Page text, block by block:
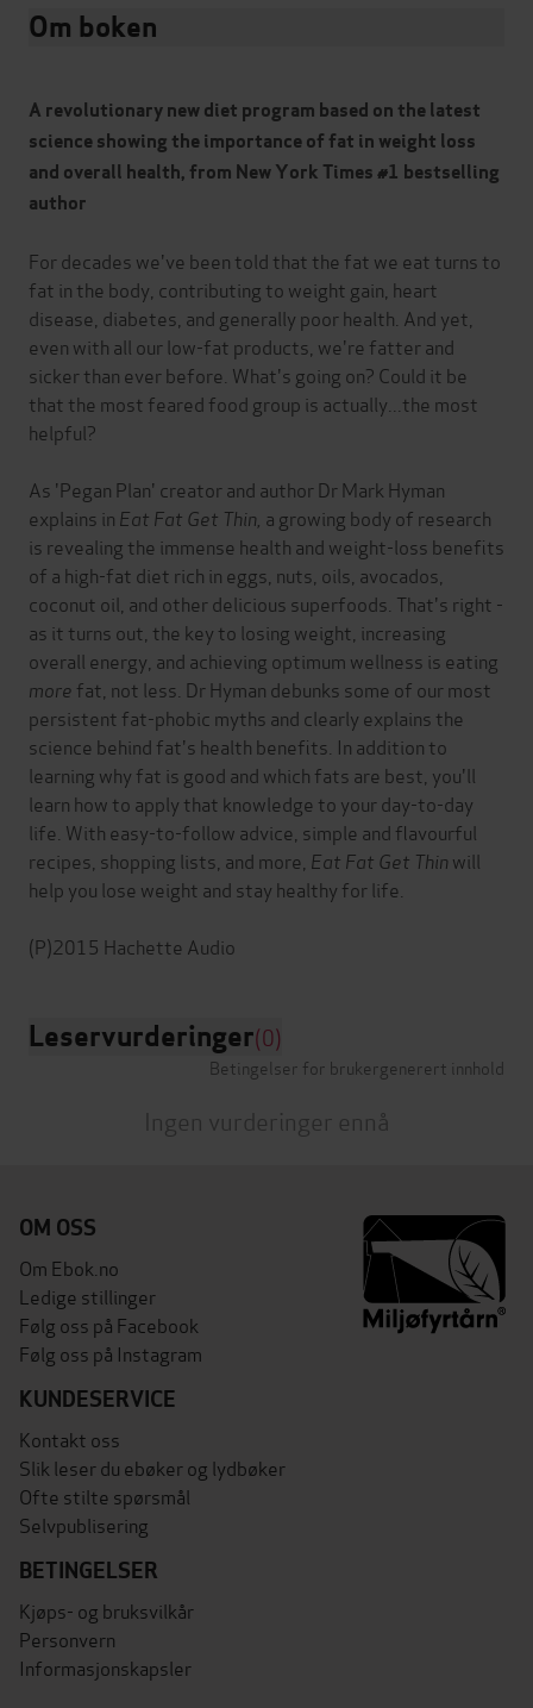
Om boken
A revolutionary new diet program based on the latest
science showing the importance of fat in weight loss
and overall health, from New York Times #1 bestselling
author
For decades we've been told that the fat we eat turns to
fat in the body, contributing to weight gain, heart
disease, diabetes, and generally poor health. And yet,
even with all our low-fat products, we're fatter and
sicker than ever before. What's going on? Could it be
that the most feared food group is actually...the most
helpful?
As 'Pegan Plan' creator and author Dr Mark Hyman
explains in Eat Fat Get Thin, a growing body of research
is revealing the immense health and weight-loss benefits
of a high-fat diet rich in eggs, nuts, oils, avocados,
coconut oil, and other delicious superfoods. That's right -
as it turns out, the key to losing weight, increasing
overall energy, and achieving optimum wellness is eating
more fat, not less. Dr Hyman debunks some of our most
persistent fat-phobic myths and clearly explains the
science behind fat's health benefits. In addition to
learning why fat is good and which fats are best, you'll
learn how to apply that knowledge to your day-to-day
life. With easy-to-follow advice, simple and flavourful
recipes, shopping lists, and more, Eat Fat Get Thin will
help you lose weight and stay healthy for life.
Leservurderinger(0)
Betingelser for brukergenerert innhold
Ingen vurderinger ennå
OM OSS
Om Ebok.no
Ledige stillinger
Følg oss på Facebook
Følg oss på Instagram
KUNDESERVICE
Kontakt oss
Slik leser du ebøker og lydbøker
Ofte stilte spørsmål
Selvpublisering
BETINGELSER
Kjøps- og bruksvilkår
Personvern
Informasjonskapsler